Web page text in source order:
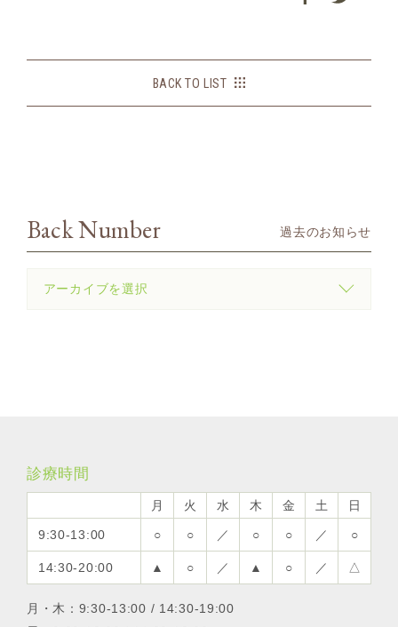
BACK TO LIST
Back Number 過去のお知らせ
診療時間
月 火 水 木 金 土 日
9:30-13:00 ○ ○ ／ ○ ○ ／ ○
14:30-20:00 ▲ ○ ／ ▲ ○ ／ △
月・木：9:30-13:00 / 14:30-19:00